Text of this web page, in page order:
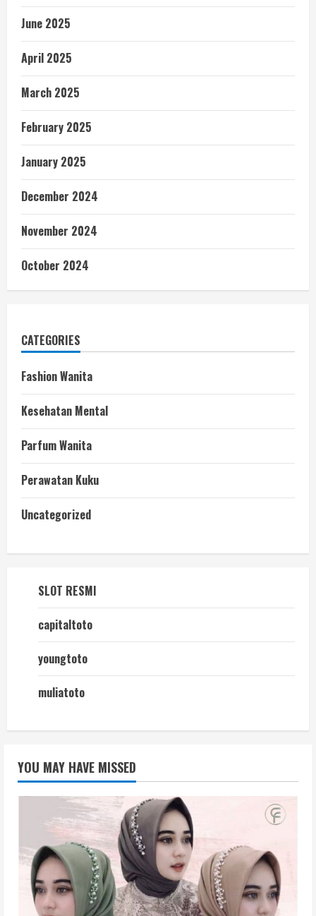
June 2025
April 2025
March 2025
February 2025
January 2025
December 2024
November 2024
October 2024
CATEGORIES
Fashion Wanita
Kesehatan Mental
Parfum Wanita
Perawatan Kuku
Uncategorized
SLOT RESMI
capitaltoto
youngtoto
muliatoto
YOU MAY HAVE MISSED